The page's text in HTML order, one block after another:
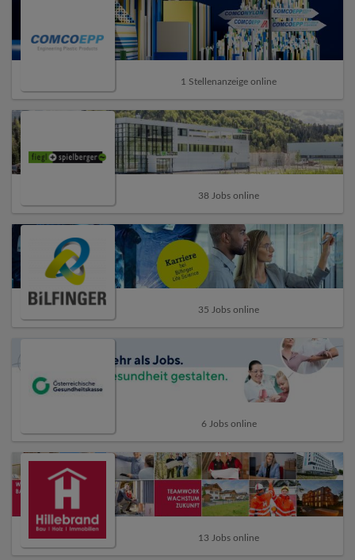
1 Stellenanzeige online
38 Jobs online
35 Jobs online
6 Jobs online
13 Jobs online